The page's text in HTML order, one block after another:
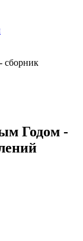
сборник
Годом -